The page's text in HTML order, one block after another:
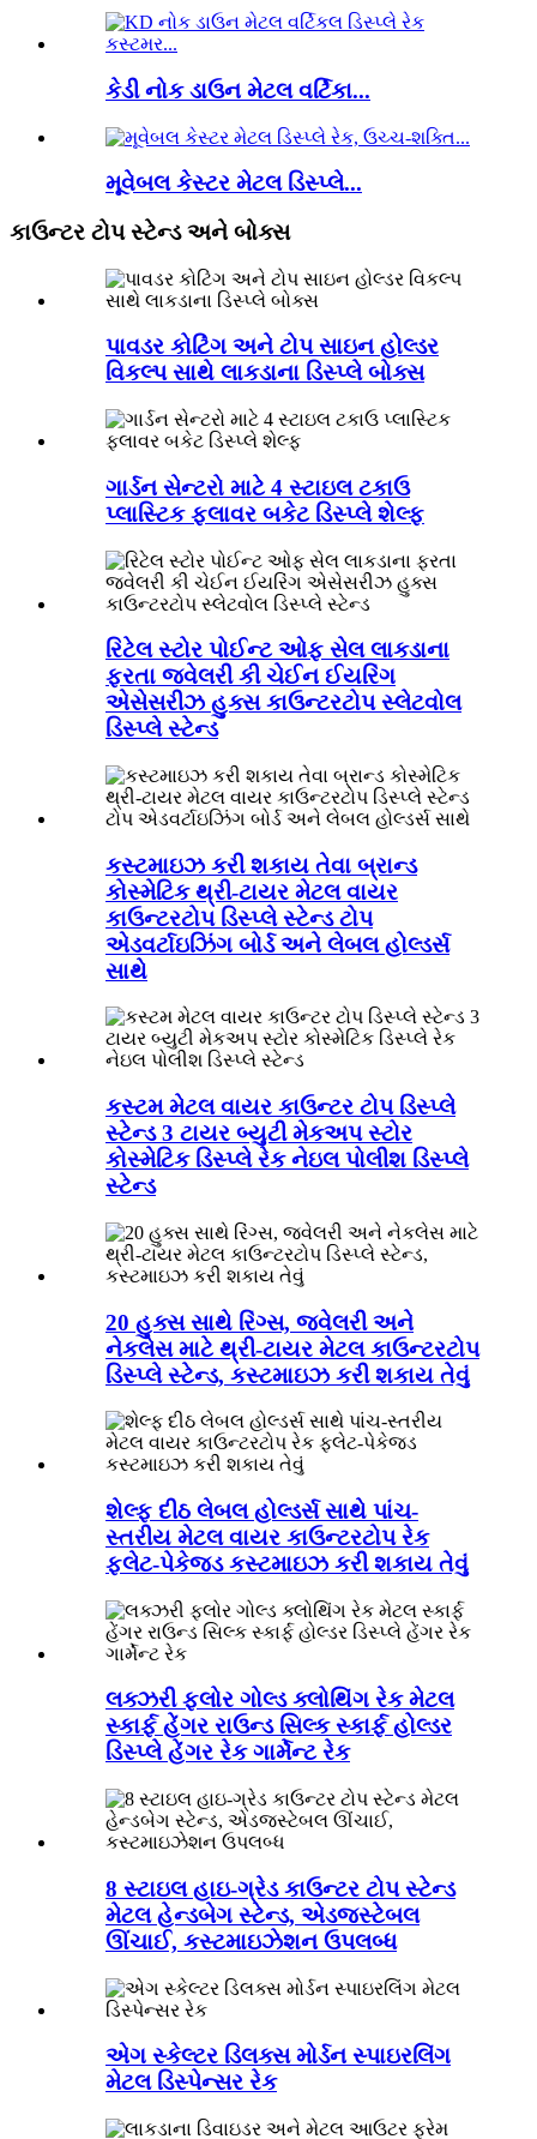
કેડી નોક ડાઉન મેટલ વર્ટિકા...
મૂવેબલ કેસ્ટર મેટલ ડિસ્પ્લે...
કાઉન્ટર ટોપ સ્ટેન્ડ અને બોક્સ
પાવડર કોટિંગ અને ટોપ સાઇન હોલ્ડર
વિકલ્પ સાથે લાકડાના ડિસ્પ્લે બોક્સ
ગાર્ડન સેન્ટરો માટે 4 સ્ટાઇલ ટકાઉ
પ્લાસ્ટિક ફ્લાવર બકેટ ડિસ્પ્લે શેલ્ફ
રિટેલ સ્ટોર પોઈન્ટ ઓફ સેલ લાકડાના
ફરતા જ્વેલરી કી ચેઈન ઈયરિંગ
એસેસરીઝ હુક્સ કાઉન્ટરટોપ સ્લેટવોલ
ડિસ્પ્લે સ્ટેન્ડ
કસ્ટમાઇઝ કરી શકાય તેવા બ્રાન્ડ
કોસ્મેટિક થ્રી-ટાયર મેટલ વાયર
કાઉન્ટરટોપ ડિસ્પ્લે સ્ટેન્ડ ટોપ
એડવર્ટાઇઝિંગ બોર્ડ અને લેબલ હોલ્ડર્સ
સાથે
કસ્ટમ મેટલ વાયર કાઉન્ટર ટોપ ડિસ્પ્લે
સ્ટેન્ડ 3 ટાયર બ્યુટી મેકઅપ સ્ટોર
કોસ્મેટિક ડિસ્પ્લે રેક નેઇલ પોલીશ ડિસ્પ્લે
સ્ટેન્ડ
20 હુક્સ સાથે રિંગ્સ, જ્વેલરી અને
નેકલેસ માટે થ્રી-ટાયર મેટલ કાઉન્ટરટોપ
ડિસ્પ્લે સ્ટેન્ડ, કસ્ટમાઇઝ કરી શકાય તેવું
શેલ્ફ દીઠ લેબલ હોલ્ડર્સ સાથે પાંચ-
સ્તરીય મેટલ વાયર કાઉન્ટરટોપ રેક
ફ્લેટ-પેકેજ્ડ કસ્ટમાઇઝ કરી શકાય તેવું
લક્ઝરી ફ્લોર ગોલ્ડ ક્લોથિંગ રેક મેટલ
સ્કાર્ફ હેંગર રાઉન્ડ સિલ્ક સ્કાર્ફ હોલ્ડર
ડિસ્પ્લે હેંગર રેક ગાર્મેન્ટ રેક
8 સ્ટાઇલ હાઇ-ગ્રેડ કાઉન્ટર ટોપ સ્ટેન્ડ
મેટલ હેન્ડબેગ સ્ટેન્ડ, એડજસ્ટેબલ
ઊંચાઈ, કસ્ટમાઇઝેશન ઉપલબ્ધ
એગ સ્કેલ્ટર ડિલક્સ મોર્ડન સ્પાઇરલિંગ
મેટલ ડિસ્પેન્સર રેક